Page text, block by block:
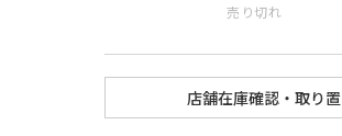
売り切れ